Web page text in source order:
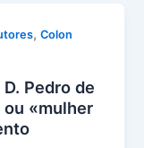
,Colon
Pedro de
ou «mulher